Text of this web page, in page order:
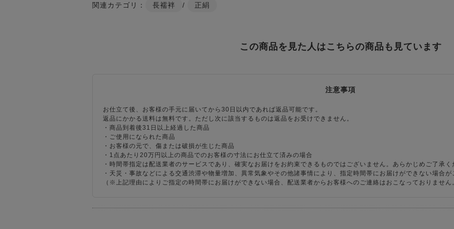
関連カテゴリ： 長襦袢 / 正絹
この商品を見た人はこちらの商品も見ています
注意事項
お仕立て後、お客様の手元に届いてから30日以内であれば返品可能です。
返品にかかる送料は無料です。ただし次に該当するものは返品をお受けできません。
・商品到着後31日以上経過した商品
・ご使用になられた商品
・お客様の元で、傷または破損が生じた商品
・1点あたり20万円以上の商品でのお客様の寸法にお仕立て済みの場合
・時間帯指定は配送業者のサービスであり、確実なお届けをお約束できるものではございません。あらかじめご了承く
・天災・事故などによる交通渋滞や物量増加、異常気象やその他諸事情により、指定時間帯にお届けができない場合が
（※上記理由によりご指定の時間帯にお届けができない場合、配送業者からお客様へのご連絡はおこなっておりません